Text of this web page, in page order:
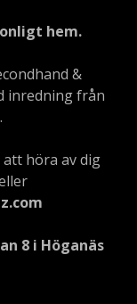
hem.
&
inredning från
höra av dig
8 i Höganäs